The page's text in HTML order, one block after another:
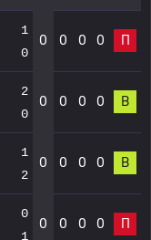
1
0
0 0 0 0 П
2
0
0 0 0 0 В
1
2
0 0 0 0 В
0
1
0 0 0 0 П